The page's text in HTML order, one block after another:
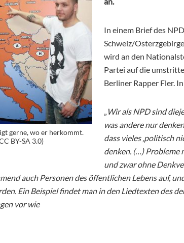
gerne, wo er herkommt.
BY-SA 3.0)
In einem Brief des
Schweiz/
wird an den
Partei auf die
Berliner Rapper Fler.
„ Wir als NPD sind
was andere nur
dass vieles ‚politisch
denken. (…) Probleme
und zwar ohne
auch Personen des öffentlichen Lebens auf,
Ein Beispiel findet man in den Liedtexten des
vor wie